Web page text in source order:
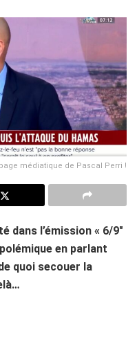
médiatique de Pascal Perri !
dans l’émission « 6/9″
en parlant
quoi secouer la